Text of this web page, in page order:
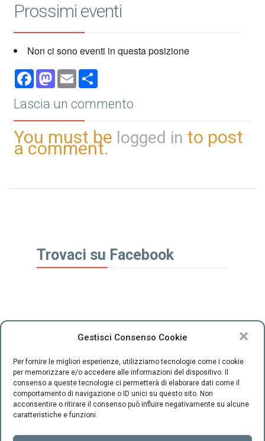
Gestisci Consenso Cookie
Per fornire le migliori esperienze, utilizziamo tecnologie come i cookie
per memorizzare e/o accedere alle informazioni del dispositivo. Il
consenso a queste tecnologie ci permetterà di elaborare dati come il
comportamento di navigazione o ID unici su questo sito. Non
acconsentire o ritirare il consenso può influire negativamente su alcune
caratteristiche e funzioni.
Prossimi eventi
Non ci sono eventi in questa posizione
Facebook
Mastodon
Email
Lascia un commento
You must be logged in to post
a comment.
Trovaci su Facebook
CENTRO INTEGRATO DI SESSUOLOGIA "il Ponte" - C.F.
94220800489 -Cookie Policy-Privacy
Firenze